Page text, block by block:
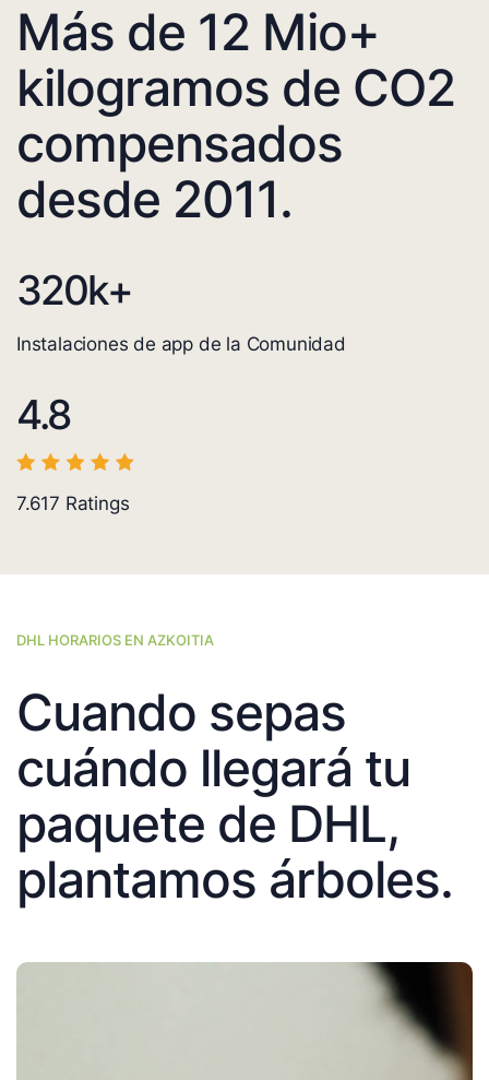
Más de 12 Mio+
kilogramos de CO2
compensados
desde 2011.
320k+
Instalaciones de app de la Comunidad
4.8
7.617 Ratings
DHL HORARIOS EN AZKOITIA
Cuando sepas
cuándo llegará tu
paquete de DHL,
plantamos árboles.